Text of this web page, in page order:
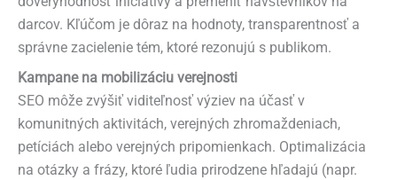
darcov. Kľúčom je dôraz na hodnoty, transparentnosť a
správne zacielenie tém, ktoré rezonujú s publikom.
Kampane na mobilizáciu verejnosti
SEO môže zvýšiť viditeľnosť výziev na účasť v
komunitných aktivitách, verejných zhromaždeniach,
petíciách alebo verejných pripomienkach. Optimalizácia
na otázky a frázy, ktoré ľudia prirodzene hľadajú (napr.